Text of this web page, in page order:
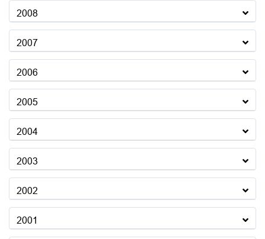
2008
2007
2006
2005
2004
2003
2002
2001